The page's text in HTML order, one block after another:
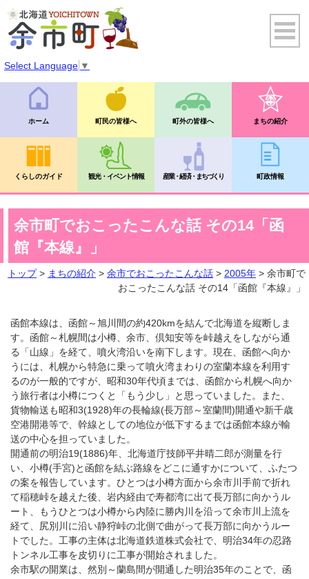
Select Language ▼
ホーム 町民の皆様へ 町外の皆様へ まちの紹介
くらしのガイド 観光・イベント情報 産業・経済・まちづくり 町政情報
余市町でおこったこんな話 その14「函
館『本線』」
トップ> まちの紹介 > 余市でおこったこんな話 > 2005年 > 余市町で
おこったこんな話 その14「函館『本線』」
函館本線は、函館～旭川間の約420kmを結んで北海道を縦断しま
す。函館～札幌間は小樽、余市、倶知安等を峠越えをしながら通
る「山線」を経て、噴火湾沿いを南下します。現在、函館へ向か
うには、札幌から特急に乗って噴火湾まわりの室蘭本線を利用す
るのが一般的ですが、昭和30年代頃までは、函館から札幌へ向か
う旅行者は小樽につくと「もう少し」と思っていました。また、
貨物輸送も昭和3(1928)年の長輪線(長万部～室蘭間)開通や新千歳
空港開港等で、幹線としての地位が低下するまでは函館本線が輸
送の中心を担っていました。
開通前の明治19(1886)年、北海道庁技師平井晴二郎が測量を行
い、小樽(手宮)と函館を結ぶ路線をどこに通すかについて、ふたつ
の案を報告しています。ひとつは小樽方面から余市川手前で折れ
て稲穂峠を越えた後、岩内経由で寿都湾に出て長万部に向かうル
ート、もうひとつは小樽から内陸に勝内川を沿って余市川上流を
経て、尻別川に沿い静狩峠の北側で曲がって長万部に向かうルー
トでした。工事の主体は北海道鉄道株式会社で、明治34年の忍路
トンネル工事を皮切りに工事が開始されました。
余市駅の開業は、然別～蘭島間が開通した明治35年のことで、函